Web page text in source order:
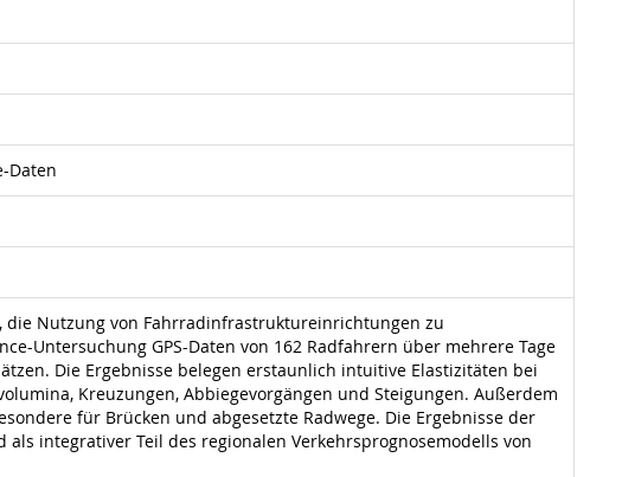
Daten
Nutzung von Fahrradinfrastruktureinrichtungen zu
Untersuchung GPS-Daten von 162 Radfahrern über mehrere Tage
Die Ergebnisse belegen erstaunlich intuitive Elastizitäten bei
Kreuzungen, Abbiegevorgängen und Steigungen. Außerdem
für Brücken und abgesetzte Radwege. Die Ergebnisse der
integrativer Teil des regionalen Verkehrsprognosemodells von